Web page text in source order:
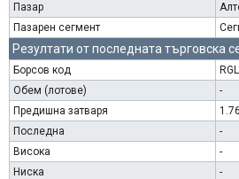
Пазар
Пазарен сегмент
Резултати от последната търговска
Борсов код
RGL
Обем (лотове)
-
Предишна затваря
Последна
-
Висока
-
Ниска
-